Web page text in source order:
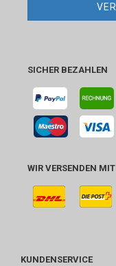
SICHER BEZAHLEN
WIR VERSENDEN MIT
KUNDENSERVICE